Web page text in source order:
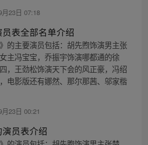
月23日 07:18
表全部名单介绍
的主要演员包括：胡先煦饰演男主张
主冯宝宝，乔振宇饰演哪都通的徐
，王劲松饰演天下会的风正豪，冯绍
电影版还有娜然、那尔那茜、邬家楷
月23日 00:21
员表介绍